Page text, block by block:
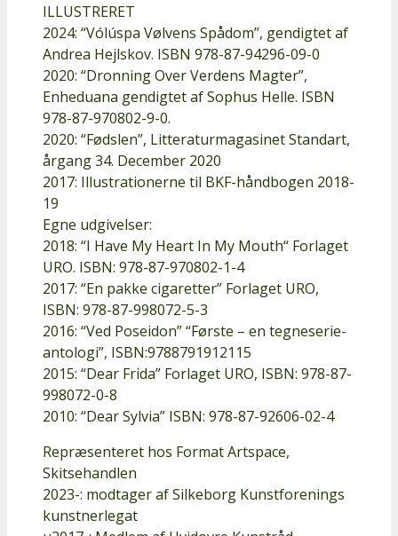
ILLUSTRERET
2024: “Vólúspa Vølvens Spådom”, gendigtet af
Andrea Hejlskov. ISBN 978-87-94296-09-0
2020: “Dronning Over Verdens Magter”,
Enheduana gendigtet af Sophus Helle. ISBN
978-87-970802-9-0.
2020: “Fødslen”, Litteraturmagasinet Standart,
årgang 34. December 2020
2017: Illustrationerne til BKF-håndbogen 2018-
19
Egne udgivelser:
2018: “I Have My Heart In My Mouth“ Forlaget
URO. ISBN: 978-87-970802-1-4
2017: “En pakke cigaretter” Forlaget URO,
ISBN: 978-87-998072-5-3
2016: “Ved Poseidon” “Første – en tegneserie-
antologi”, ISBN:9788791912115
2015: “Dear Frida” Forlaget URO, ISBN: 978-87-
998072-0-8
2010: “Dear Sylvia” ISBN: 978-87-92606-02-4
Repræsenteret hos Format Artspace,
Skitsehandlen
2023-: modtager af Silkeborg Kunstforenings
kunstnerlegat